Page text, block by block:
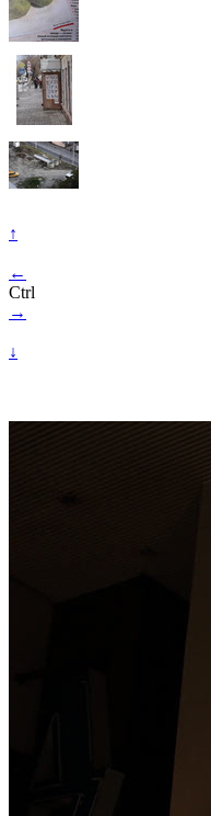
↑
←
Ctrl
→
↓